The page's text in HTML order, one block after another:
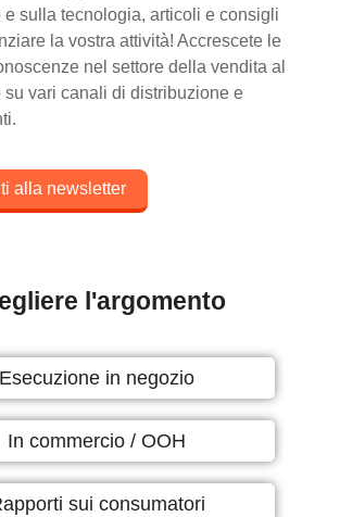
e sulla tecnologia, articoli e consigli
la vostra attività! Accrescete le
nel settore della vendita al
su vari canali di distribuzione e
alla newsletter
l'argomento
Esecuzione in negozio
In commercio / OOH
sui consumatori